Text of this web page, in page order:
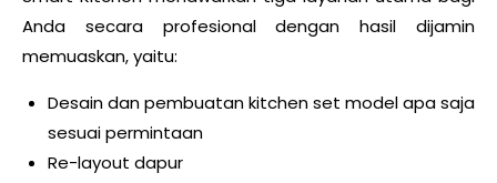
Anda secara profesional dengan hasil dijamin
memuaskan, yaitu:
Desain dan pembuatan kitchen set model apa saja
sesuai permintaan
Re-layout dapur